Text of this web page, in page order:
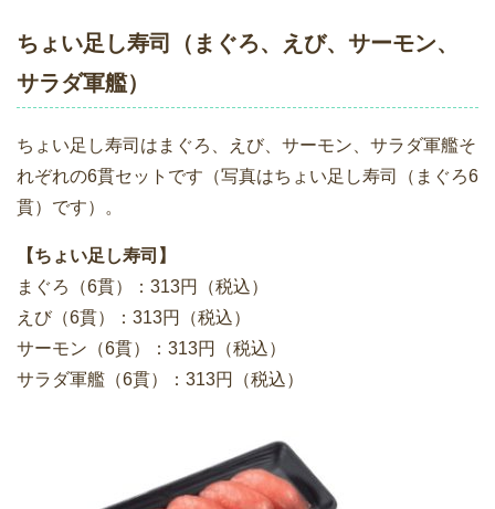
ちょい足し寿司（まぐろ、えび、サーモン、
サラダ軍艦）
ちょい足し寿司はまぐろ、えび、サーモン、サラダ軍艦そ
れぞれの6貫セットです（写真はちょい足し寿司（まぐろ6
貫）です）。
【ちょい足し寿司】
まぐろ（6貫）：313円（税込）
えび（6貫）：313円（税込）
サーモン（6貫）：313円（税込）
サラダ軍艦（6貫）：313円（税込）